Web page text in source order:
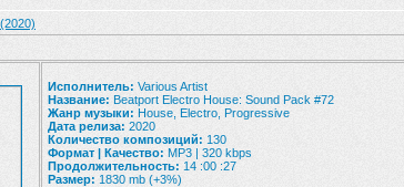
Исполнитель: Various Artist
Название: Beatport Electro House: Sound Pack #72
Жанр музыки: House, Electro, Progressive
Дата релиза: 2020
Количество композиций: 130
Формат | Качество: MP3 | 320 kbps
Продолжительность: 14 :00 :27
Размер: 1830 mb (+3%)